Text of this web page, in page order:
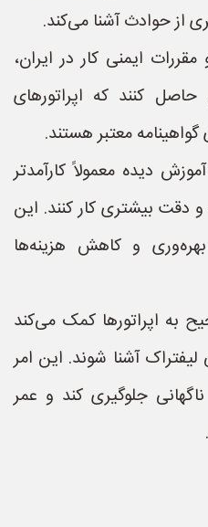
از حوادث آشنا می‌کند.
ایمنی کار در ایران،
حاصل کنند که اپراتورهای
معتبر هستند.
دیده معمولاً کارآمدتر
دقت بیشتری کار کنند. این
و کاهش هزینه‌ها
به اپراتورها کمک می‌کند
لیفتراک آشنا شوند. این امر
جلوگیری کند و عمر